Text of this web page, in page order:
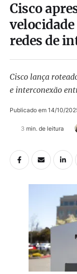
Cisco
redes de
Cisco lança
e interconexão
Publicado em 14/10/
3 min. de leitura